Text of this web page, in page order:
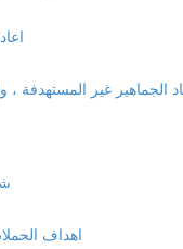
الجماهير غير المستهدفة ،
اهداف